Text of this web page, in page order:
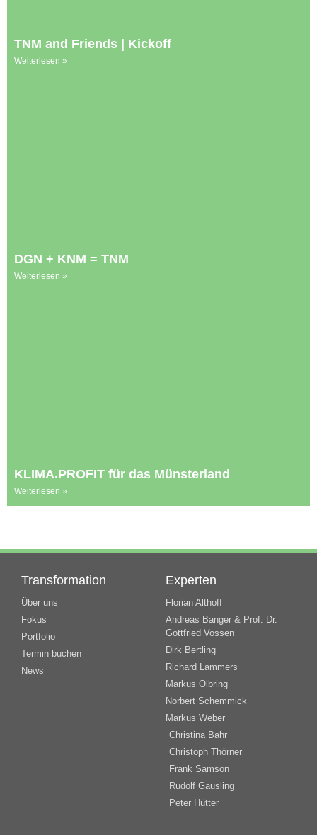
TNM and Friends | Kickoff
Weiterlesen »
DGN + KNM = TNM
Weiterlesen »
KLIMA.PROFIT für das Münsterland
Weiterlesen »
Transformation
Über uns
Fokus
Portfolio
Termin buchen
News
Experten
Florian Althoff
Andreas Banger & Prof. Dr.
Gottfried Vossen
Dirk Bertling
Richard Lammers
Markus Olbring
Norbert Schemmick
Markus Weber
Christina Bahr
Christoph Thörner
Frank Samson
Rudolf Gausling
Peter Hütter